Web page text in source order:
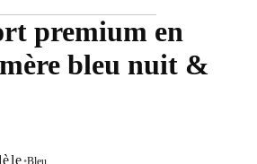
premium en
bleu nuit &
•Bleu